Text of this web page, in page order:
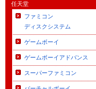
任天堂
ファミコン
ディスクシステム
ゲームボーイ
ゲームボーイアドバンス
スーパーファミコン